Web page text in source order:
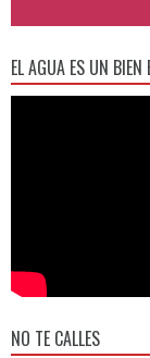
EL AGUA ES UN BIEN
NO TE CALLES